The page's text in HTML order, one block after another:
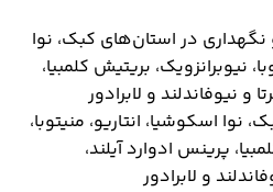
نگهداری در استان‌های کبک، نوا
نیوبرانزویک، بریتیش کلمبیا،
و نیوفاندلند و لابرادور
نوا اسکوشیا، انتاریو، منیتوبا،
پرینس ادوارد آیلند،
و لابرادور